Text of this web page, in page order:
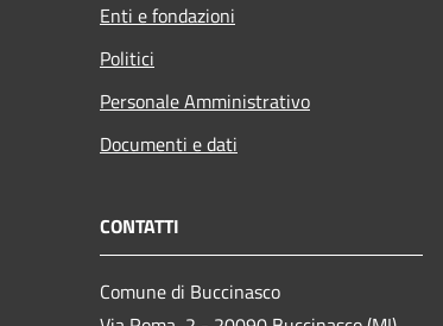
Enti e fondazioni
Politici
Personale Amministrativo
Documenti e dati
CONTATTI
Comune di Buccinasco